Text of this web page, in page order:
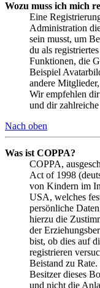
Wozu muss ich mich
Eine
Administration
sein musst, um
du als
Funktionen, die
Beispiel
andere
Wir empfehlen
und dir
Nach oben
Was ist COPPA?
COPPA,
Act of 1998
von Kindern im
USA, welches
persönliche
hierzu die
der
bist, ob dies auf
registrieren
Beistand zu
Besitzer dieses
und nicht die